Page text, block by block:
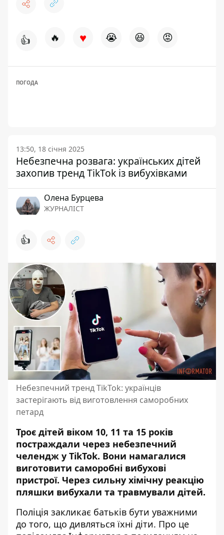
👍 🔥 ♥ 😭 😆 😡
ПОГОДА
13:50, 18 січня 2025
Небезпечна розвага: українських дітей
захопив тренд TikTok із вибухівками
Олена Бурцева
ЖУРНАЛІСТ
👍
Небезпечний тренд TikTok: українців
застерігають від виготовлення саморобних
петард
Троє дітей віком 10, 11 та 15 років
постраждали через небезпечний
челендж у TikTok. Вони намагалися
виготовити саморобні вибухові
пристрої. Через сильну хімічну реакцію
пляшки вибухали та травмували дітей.
Поліція закликає батьків бути уважними
до того, що дивляться їхні діти. Про це